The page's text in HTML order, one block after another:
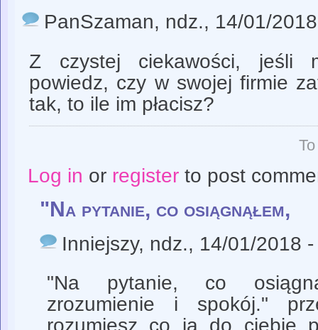
PanSzaman, ndz., 14/01/
Z czystej ciekawości, jeśli
powiedz, czy w swojej firmie
tak, to ile im płacisz?
Log in or registerto post
"Na pytanie, co osiągnąłem,
Inniejszy, ndz., 14/01/2018
"Na pytanie, co
zrozumienie i spokój."
rozumiesz co ja do ciebie